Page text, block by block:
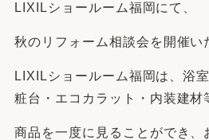
LIXILショールーム福岡にて、
秋のリフォーム相談会を開催
LIXILショールーム福岡は、浴
粧台・エコカラット・内装建材
商品を一度に見ることができ